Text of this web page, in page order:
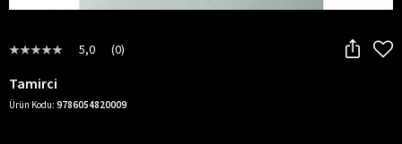
5,0 (0)
Tamirci
Ürün Kodu: 9786054820009